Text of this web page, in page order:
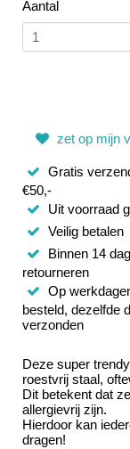
Aantal
zet op mijn
Gratis
€50,-
Uit voorraad
Veilig betalen
Binnen 14
retourneren
Op
besteld, dezelfde
verzonden
Deze super
roestvrij staal,
Dit betekent dat
allergievrij zijn.
Hierdoor kan
dragen!